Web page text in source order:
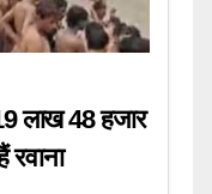
लाख 48 हजार